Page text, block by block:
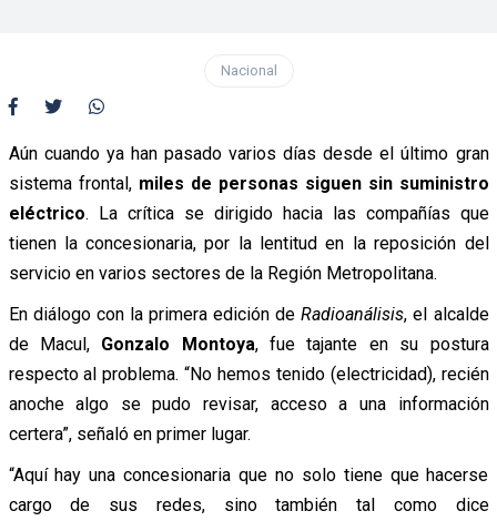
Nacional
Aún cuando ya han pasado varios días desde el último gran
sistema frontal,miles de personas siguen sin suministro
eléctrico. La crítica se dirigido hacia las compañías que
tienen la concesionaria, por la lentitud en la reposición del
servicio en varios sectores de la Región Metropolitana.
En diálogo con la primera edición deRadioanálisis, el alcalde
de Macul, Gonzalo Montoya, fue tajante en su postura
respecto al problema. “No hemos tenido (electricidad), recién
anoche algo se pudo revisar, acceso a una información
certera”, señaló en primer lugar.
“Aquí hay una concesionaria que no solo tiene que hacerse
cargo de sus redes, sino también tal como dice